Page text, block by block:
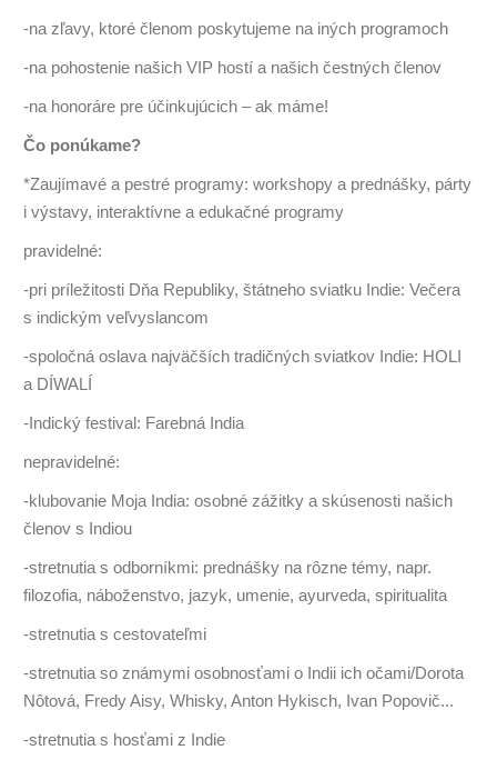
-na zľavy, ktoré členom poskytujeme na iných programoch
-na pohostenie našich VIP hostí a našich čestných členov
-na honoráre pre účinkujúcich – ak máme!
Čo ponúkame?
*Zaujímavé a pestré programy: workshopy a prednášky, párty
i výstavy, interaktívne a edukačné programy
pravidelné:
-pri príležitosti Dňa Republiky, štátneho sviatku Indie: Večera
s indickým veľvyslancom
-spoločná oslava najväčších tradičných sviatkov Indie: HOLI
a DÍWALÍ
-Indický festival: Farebná India
nepravidelné:
-klubovanie Moja India: osobné zážitky a skúsenosti našich
členov s Indiou
-stretnutia s odborníkmi: prednášky na rôzne témy, napr.
filozofia, náboženstvo, jazyk, umenie, ayurveda, spiritualita
-stretnutia s cestovateľmi
-stretnutia so známymi osobnosťami o Indii ich očami/Dorota
Nôtová, Fredy Aisy, Whisky, Anton Hykisch, Ivan Popovič...
-stretnutia s hosťami z Indie